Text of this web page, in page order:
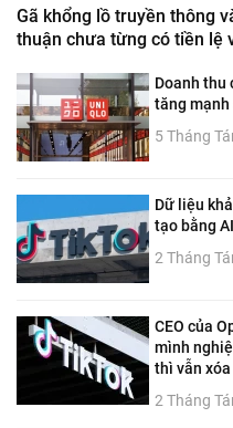
Gã khổng lồ truyền thông
thuận chưa từng có tiền lệ
Doanh thu
tăng mạnh
5 Tháng
Dữ liệu
tạo bằng AI
2 Tháng
CEO của
mình
thì vẫn
2 Tháng